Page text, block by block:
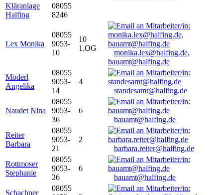
Kläranlage
Halfing
08055
8246
Lex Monika
08055
9053-
10
10
1.OG
monika.lex@halfing.de,
bauamt@halfing.de
Möderl
Angelika
08055
9053-
14
4
standesamt@halfing.de
Naudet Nina
08055
9053-
36
6
bauamt@halfing.de
Reiter
Barbara
08055
9053-
21
2
barbara.reiter@halfing.de
Rottmoser
Stephanie
08055
9053-
26
6
bauamt@halfing.de
Schachner
08055